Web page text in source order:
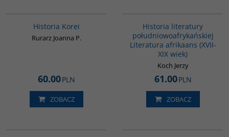
Historia Korei
Rurarz Joanna P.
60.00PLN
ZOBACZ
Historia literatury
południowoafrykańskiej
Literatura afrikaans (XVII-
XIX wiek)
Koch Jerzy
61.00PLN
ZOBACZ